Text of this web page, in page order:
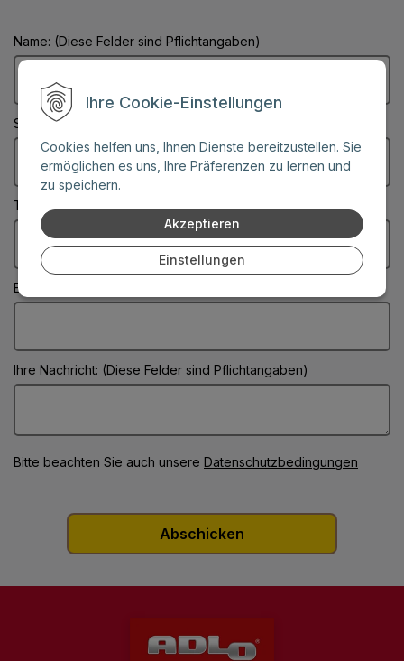
Ihre Cookie-Einstellungen
Cookies helfen uns, Ihnen Dienste bereitzustellen. Sie
ermöglichen es uns, Ihre Präferenzen zu lernen und
zu speichern.
Akzeptieren
Einstellungen
Name: (Diese Felder sind Pflichtangaben)
Stadt: (Diese Felder sind Pflichtangaben)
Telefonnummer:
E-Mail: (Diese Felder sind Pflichtangaben)
Ihre Nachricht: (Diese Felder sind Pflichtangaben)
Bitte beachten Sie auch unsere Datenschutzbedingungen